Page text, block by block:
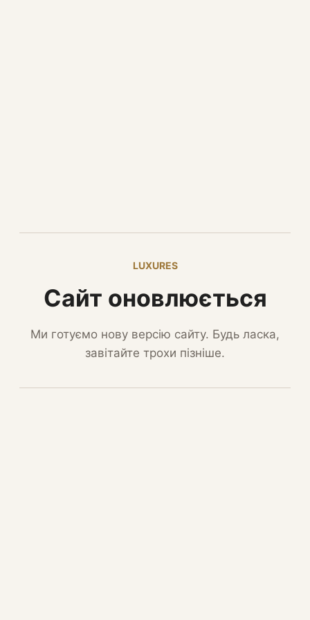
LUXURES
Сайт оновлюється
Ми готуємо нову версію сайту. Будь ласка,
завітайте трохи пізніше.